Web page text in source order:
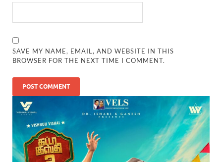
SAVE MY NAME, EMAIL, AND WEBSITE IN THIS
BROWSER FOR THE NEXT TIME I COMMENT.